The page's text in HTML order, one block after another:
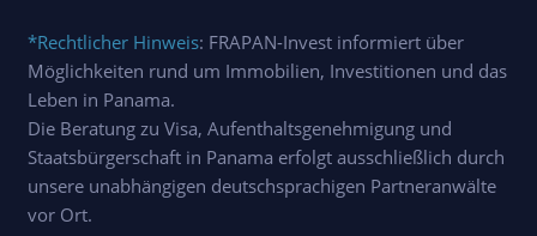
*Rechtlicher Hinweis: FRAPAN-Invest informiert über
Möglichkeiten rund um Immobilien, Investitionen und das
Leben in Panama.
Die Beratung zu Visa, Aufenthaltsgenehmigung und
Staatsbürgerschaft in Panama erfolgt ausschließlich durch
unsere unabhängigen deutschsprachigen Partneranwälte
vor Ort.